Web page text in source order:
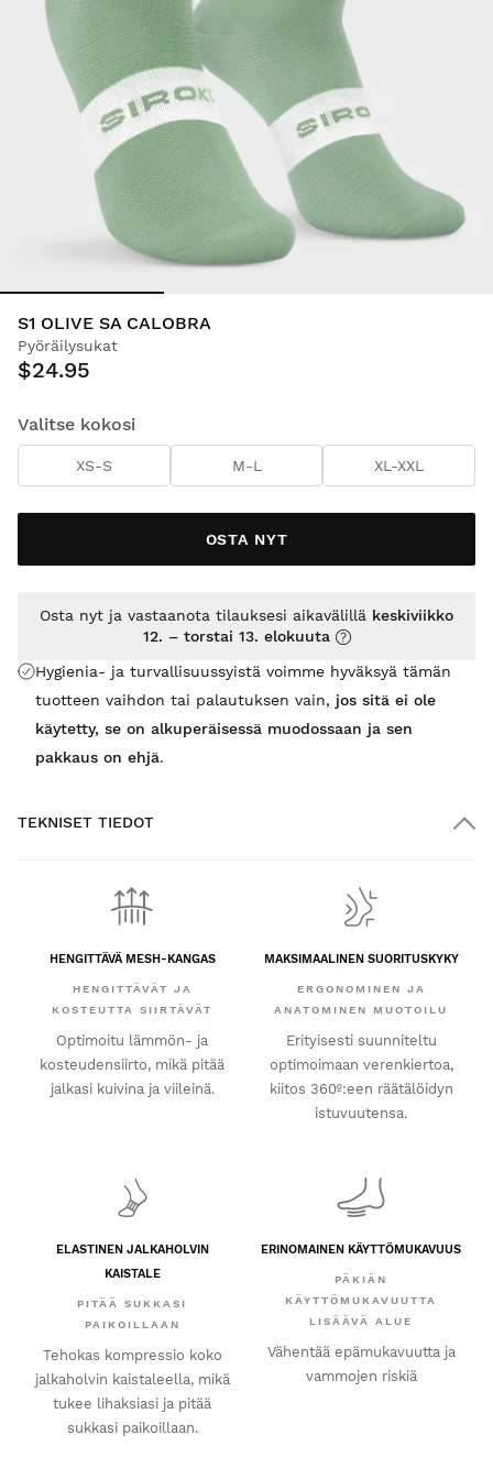
S1 OLIVE SA CALOBRA
Pyöräilysukat
$24.95
Valitse kokosi
XS-S M-L XL-XXL
OSTA NYT
Hygienia- ja turvallisuussyistä voimme hyväksyä tämän
tuotteen vaihdon tai palautuksen vain, jos sitä ei ole
käytetty, se on alkuperäisessä muodossaan ja sen
pakkaus on ehjä.
Osta nyt ja vastaanota tilauksesi aikavälillä keskiviikko
12. – torstai 13. elokuuta
TEKNISET TIEDOT
HENGITTÄVÄ MESH-KANGAS
HENGITTÄVÄT JA
KOSTEUTTA SIIRTÄVÄT
Optimoitu lämmön- ja
kosteudensiirto, mikä pitää
jalkasi kuivina ja viileinä.
MAKSIMAALINEN SUORITUSKYKY
ERGONOMINEN JA
ANATOMINEN MUOTOILU
Erityisesti suunniteltu
optimoimaan verenkiertoa,
kiitos 360º:een räätälöidyn
istuvuutensa.
ELASTINEN JALKAHOLVIN
KAISTALE
PITÄÄ SUKKASI
PAIKOILLAAN
Tehokas kompressio koko
jalkaholvin kaistaleella, mikä
tukee lihaksiasi ja pitää
sukkasi paikoillaan.
ERINOMAINEN KÄYTTÖMUKAVUUS
PÄKIÄN
KÄYTTÖMUKAVUUTTA
LISÄÄVÄ ALUE
Vähentää epämukavuutta ja
vammojen riskiä